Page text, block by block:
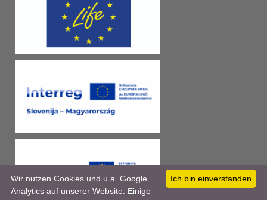
Ich bin einverstanden
Wir nutzen Cookies und u.a. Google
Analytics auf unserer Website. Einige